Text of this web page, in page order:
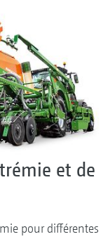
et de
pour différentes